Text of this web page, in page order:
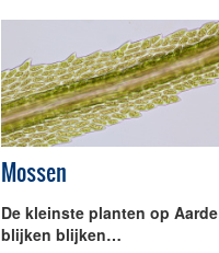
Mossen
De kleinste planten op Aarde
blijken blijken…